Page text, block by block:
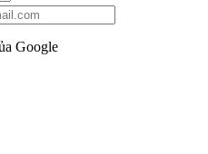
Google